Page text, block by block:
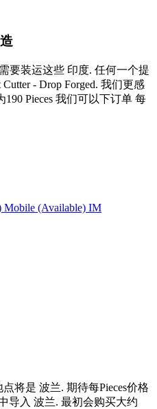
要装运这些 印度. 任何一个提
- Drop Forged. 我们更感
Pieces 我们可以下订单 每
Mobile (Available) IM
将是 波兰. 期待每Pieces价格
导入 波兰. 最初会购买大约